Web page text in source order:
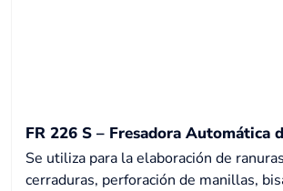
FR 226 S – Fresadora Automática
Se utiliza para la elaboración de
cerraduras, perforación de manillas,